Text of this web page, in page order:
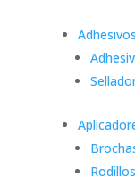
Rodillos